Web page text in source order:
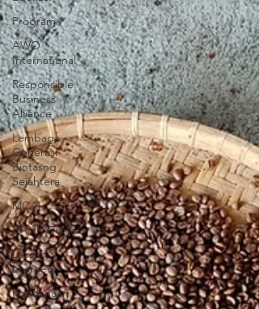
Program
AWO
International
Responsible
Business
Alliance
Lembaga
Generasi
Bintasng
Sejahtera
MCAI
BANK Dunia
Lesson
Learned
Pendanaan